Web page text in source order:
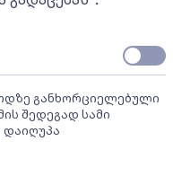
განხორციელებული
შედეგად სამი
დაიღუპა